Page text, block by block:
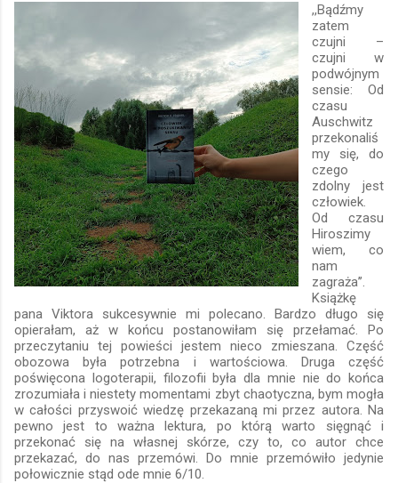
,,Bądźmy
zatem
czujni –
czujni w
podwójnym
sensie: Od
czasu
Auschwitz
przekonaliś
my się, do
czego
zdolny jest
człowiek.
Od czasu
Hiroszimy
wiem, co
nam
zagraża’’.
Książkę
pana Viktora sukcesywnie mi polecano. Bardzo długo się
opierałam, aż w końcu postanowiłam się przełamać. Po
przeczytaniu tej powieści jestem nieco zmieszana. Część
obozowa była potrzebna i wartościowa. Druga część
poświęcona logoterapii, filozofii była dla mnie nie do końca
zrozumiała i niestety momentami zbyt chaotyczna, bym mogła
w całości przyswoić wiedzę przekazaną mi przez autora. Na
pewno jest to ważna lektura, po którą warto sięgnąć i
przekonać się na własnej skórze, czy to, co autor chce
przekazać, do nas przemówi. Do mnie przemówiło jedynie
połowicznie stąd ode mnie 6/10.